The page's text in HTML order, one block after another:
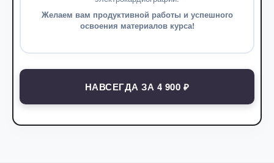
Желаем вам продуктивной работы и успешного
освоения материалов курса!
НАВСЕГДА ЗА 4 900 ₽